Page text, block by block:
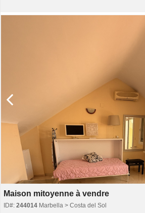
Maison mitoyenne à vendre
ID#: 244014 Marbella > Costa del Sol